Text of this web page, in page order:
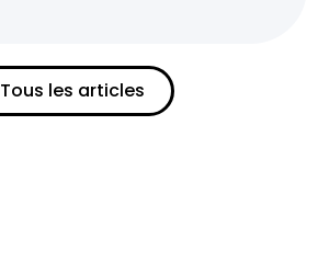
Tous les articles